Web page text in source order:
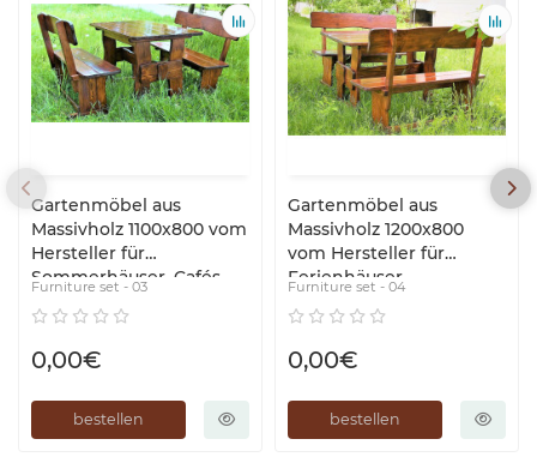
Gartenmöbel aus
Massivholz 1100x800 vom
Hersteller für
Sommerhäuser, Cafés,
Furniture set - 03
0,00€
bestellen
Gartenmöbel aus
Massivholz 1200x800
vom Hersteller für
Ferienhäuser,
04
Furniture set - 04
0,00€
bestellen